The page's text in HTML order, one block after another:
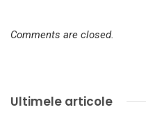
Comments are closed.
Ultimele articole